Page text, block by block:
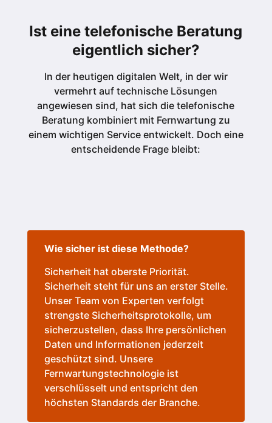
Ist eine telefonische Beratung
eigentlich sicher?
In der heutigen digitalen Welt, in der wir
vermehrt auf technische Lösungen
angewiesen sind, hat sich die telefonische
Beratung kombiniert mit Fernwartung zu
einem wichtigen Service entwickelt. Doch eine
entscheidende Frage bleibt:
Wie sicher ist diese Methode?
Sicherheit hat oberste Priorität.
Sicherheit steht für uns an erster Stelle.
Unser Team von Experten verfolgt
strengste Sicherheitsprotokolle, um
sicherzustellen, dass Ihre persönlichen
Daten und Informationen jederzeit
geschützt sind. Unsere
Fernwartungstechnologie ist
verschlüsselt und entspricht den
höchsten Standards der Branche.